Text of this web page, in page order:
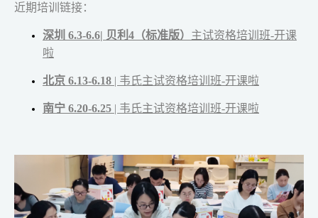
近期培训链接：
深圳 6.3-6.6| 贝利4（标准版） 主试资格培训班-开课
啦
北京 6.13-6.18 | 韦氏主试资格培训班-开课啦
南宁 6.20-6.25 | 韦氏主试资格培训班-开课啦